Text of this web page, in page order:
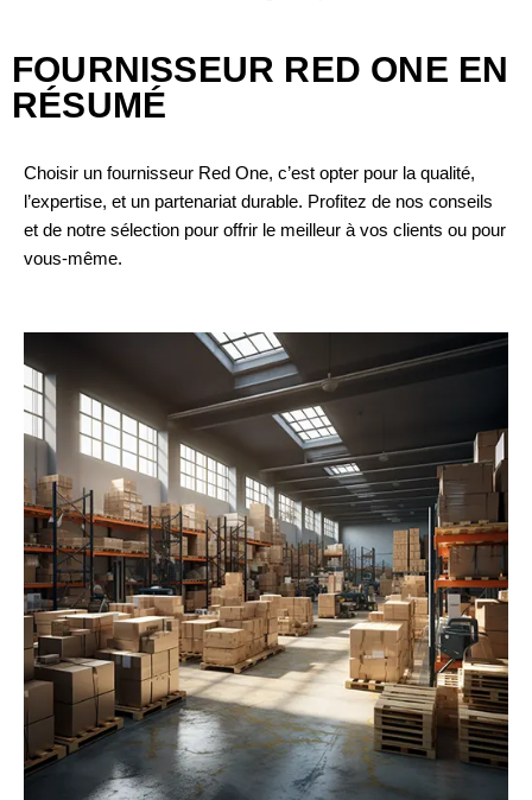
FOURNISSEUR RED ONE EN
RÉSUMÉ
Choisir un fournisseur Red One, c’est opter pour la qualité,
l’expertise, et un partenariat durable. Profitez de nos conseils
et de notre sélection pour offrir le meilleur à vos clients ou pour
vous-même.